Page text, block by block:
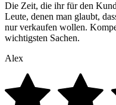
Die Zeit, die ihr für den
Leute, denen man glaubt,
nur verkaufen wollen.
wichtigsten Sachen.
Alex